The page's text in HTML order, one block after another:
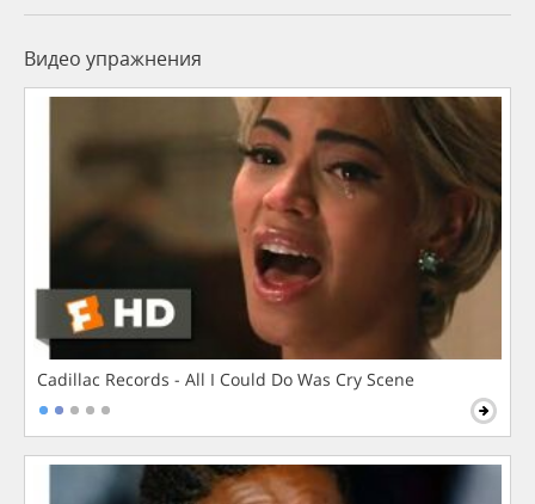
Видео упражнения
Cadillac Records - All I Could Do Was Cry Scene